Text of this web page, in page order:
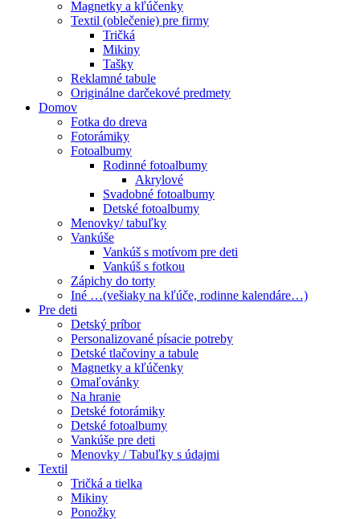
Magnetky a kľúčenky
Textil (oblečenie) pre firmy
Tričká
Mikiny
Tašky
Reklamné tabule
Originálne darčekové predmety
Domov
Fotka do dreva
Fotorámiky
Fotoalbumy
Rodinné fotoalbumy
Akrylové
Svadobné fotoalbumy
Detské fotoalbumy
Menovky/ tabuľky
Vankúše
Vankúš s motívom pre deti
Vankúš s fotkou
Zápichy do torty
Iné …(vešiaky na kľúče, rodinne kalendáre…)
Pre deti
Detský príbor
Personalizované písacie potreby
Detské tlačoviny a tabule
Magnetky a kľúčenky
Omaľovánky
Na hranie
Detské fotorámiky
Detské fotoalbumy
Vankúše pre deti
Menovky / Tabuľky s údajmi
Textil
Tričká a tielka
Mikiny
Ponožky